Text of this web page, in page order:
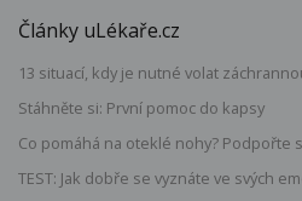
Články uLékaře.cz
13 situací, kdy je nutné volat
Stáhněte si: První pomoc do kapsy
Co pomáhá na oteklé nohy? Podpořte
TEST: Jak dobře se vyznáte ve svých